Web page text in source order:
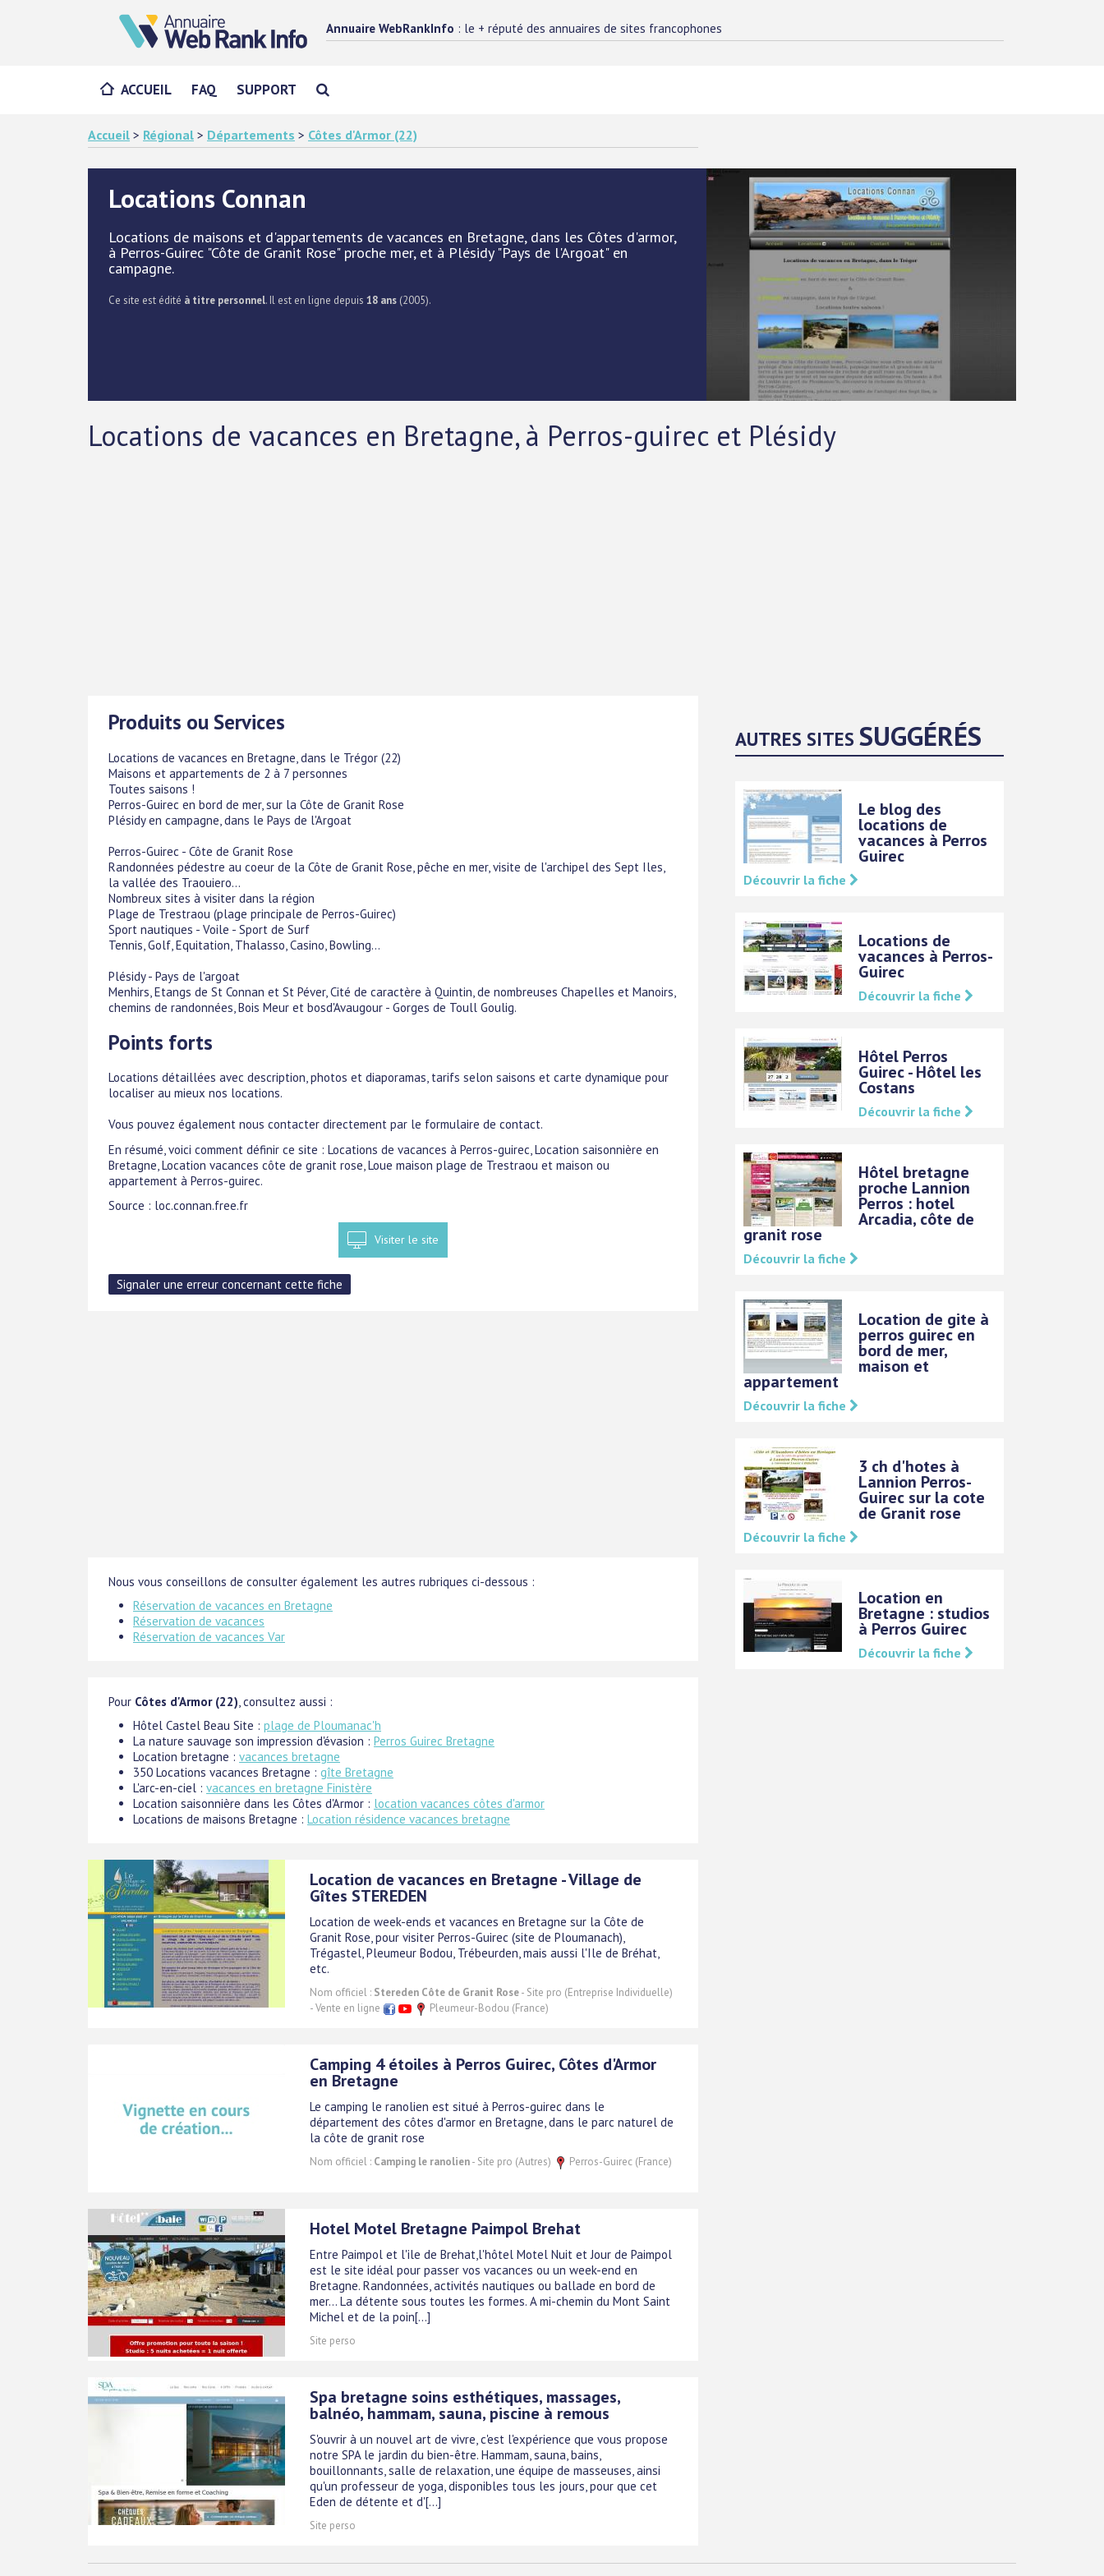
Annuaire WebRankInfo : le + réputé des annuaires de sites francophones
ACCUEIL FAQ SUPPORT
Accueil > Régional > Départements > Côtes d'Armor (22)
Locations Connan
Locations de maisons et d'appartements de vacances en Bretagne, dans les Côtes d'armor,
à Perros-Guirec "Côte de Granit Rose" proche mer, et à Plésidy "Pays de l'Argoat" en
campagne.
Ce site est édité à titre personnel. Il est en ligne depuis 18 ans (2005).
Locations de vacances en Bretagne, à Perros-guirec et Plésidy
Produits ou Services
Locations de vacances en Bretagne, dans le Trégor (22)
Maisons et appartements de 2 à 7 personnes
Toutes saisons !
Perros-Guirec en bord de mer, sur la Côte de Granit Rose
Plésidy en campagne, dans le Pays de l'Argoat
Perros-Guirec - Côte de Granit Rose
Randonnées pédestre au coeur de la Côte de Granit Rose, pêche en mer, visite de l'archipel des Sept Iles,
la vallée des Traouiero...
Nombreux sites à visiter dans la région
Plage de Trestraou (plage principale de Perros-Guirec)
Sport nautiques - Voile - Sport de Surf
Tennis, Golf, Equitation, Thalasso, Casino, Bowling...
Plésidy - Pays de l'argoat
Menhirs, Etangs de St Connan et St Péver, Cité de caractère à Quintin, de nombreuses Chapelles et Manoirs,
chemins de randonnées, Bois Meur et bosd'Avaugour - Gorges de Toull Goulig.
Points forts
Locations détaillées avec description, photos et diaporamas, tarifs selon saisons et carte dynamique pour
localiser au mieux nos locations.
Vous pouvez également nous contacter directement par le formulaire de contact.
En résumé, voici comment définir ce site : Locations de vacances à Perros-guirec, Location saisonnière en
Bretagne, Location vacances côte de granit rose, Loue maison plage de Trestraou et maison ou
appartement à Perros-guirec.
Source : loc.connan.free.fr
Visiter le site
Nous vous conseillons de consulter également les autres rubriques ci-dessous :
Réservation de vacances en Bretagne
Réservation de vacances
Réservation de vacances Var
Pour Côtes d'Armor (22), consultez aussi :
Hôtel Castel Beau Site : plage de Ploumanac'h
La nature sauvage son impression d'évasion : Perros Guirec Bretagne
Location bretagne : vacances bretagne
350 Locations vacances Bretagne : gîte Bretagne
L'arc-en-ciel : vacances en bretagne Finistère
Location saisonnière dans les Côtes d'Armor : location vacances côtes d'armor
Locations de maisons Bretagne : Location résidence vacances bretagne
Location de vacances en Bretagne - Village de
Gîtes STEREDEN
Location de week-ends et vacances en Bretagne sur la Côte de
Granit Rose, pour visiter Perros-Guirec (site de Ploumanach),
Trégastel, Pleumeur Bodou, Trébeurden, mais aussi l'Ile de Bréhat,
etc.
Nom officiel : Stereden Côte de Granit Rose- Site pro (Entreprise Individuelle)
- Vente en ligne
Pleumeur-Bodou (France)
Camping 4 étoiles à Perros Guirec, Côtes d'Armor
en Bretagne
Le camping le ranolien est situé à Perros-guirec dans le
département des côtes d'armor en Bretagne, dans le parc naturel de
la côte de granit rose
Nom officiel : Camping le ranolien- Site pro (Autres) Perros-Guirec (France)
Hotel Motel Bretagne Paimpol Brehat
Entre Paimpol et l'ile de Brehat,l'hôtel Motel Nuit et Jour de Paimpol
est le site idéal pour passer vos vacances ou un week-end en
Bretagne. Randonnées, activités nautiques ou ballade en bord de
mer... La détente sous toutes les formes. A mi-chemin du Mont Saint
Michel et de la poin[...]
Site perso
Spa bretagne soins esthétiques, massages,
balnéo, hammam, sauna, piscine à remous
S'ouvrir à un nouvel art de vivre, c'est l'expérience que vous propose
notre SPA le jardin du bien-être. Hammam, sauna, bains,
bouillonnants, salle de relaxation, une équipe de masseuses, ainsi
qu'un professeur de yoga, disponibles tous les jours, pour que cet
Eden de détente et d'[...]
Site perso
AUTRES SITESSUGGÉRÉS
Le blog des
locations de
vacances à Perros
Guirec
Découvrir la fiche
Locations de
vacances à Perros-
Guirec
Découvrir la fiche
Hôtel Perros
Guirec - Hôtel les
Costans
Découvrir la fiche
Hôtel bretagne
proche Lannion
Perros : hotel
Arcadia, côte de
granit rose
Découvrir la fiche
Location de gite à
perros guirec en
bord de mer,
maison et
appartement
Découvrir la fiche
3 ch d'hotes à
Lannion Perros-
Guirec sur la cote
de Granit rose
Découvrir la fiche
Location en
Bretagne : studios
à Perros Guirec
Découvrir la fiche